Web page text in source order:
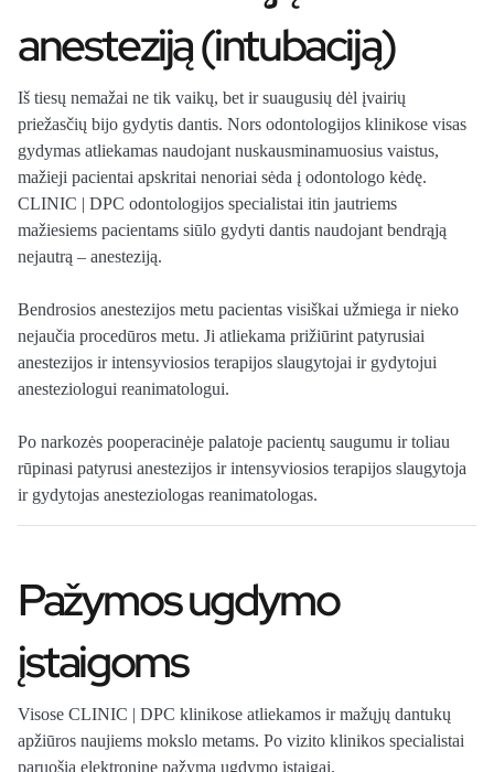
anesteziją (intubaciją)
Iš tiesų nemažai ne tik vaikų, bet ir suaugusių dėl įvairių
priežasčių bijo gydytis dantis. Nors odontologijos klinikose visas
gydymas atliekamas naudojant nuskausminamuosius vaistus,
mažieji pacientai apskritai nenoriai sėda į odontologo kėdę.
CLINIC | DPC odontologijos specialistai itin jautriems
mažiesiems pacientams siūlo gydyti dantis naudojant bendrąją
nejautrą – anesteziją.
Bendrosios anestezijos metu pacientas visiškai užmiega ir nieko
nejaučia procedūros metu. Ji atliekama prižiūrint patyrusiai
anestezijos ir intensyviosios terapijos slaugytojai ir gydytojui
anesteziologui reanimatologui.
Po narkozės pooperacinėje palatoje pacientų saugumu ir toliau
rūpinasi patyrusi anestezijos ir intensyviosios terapijos slaugytoja
ir gydytojas anesteziologas reanimatologas.
Pažymos ugdymo
įstaigoms
Visose CLINIC | DPC klinikose atliekamos ir mažųjų dantukų
apžiūros naujiems mokslo metams. Po vizito klinikos specialistai
paruošia elektroninę pažymą ugdymo įstaigai.